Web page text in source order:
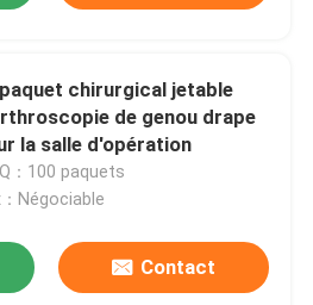
chirurgical jetable
de genou drape
la salle d'opération
：100 paquets
：Négociable
Contact